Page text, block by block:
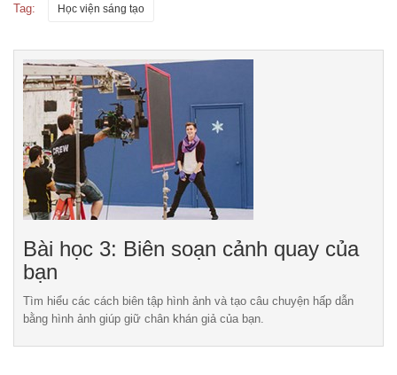
Tag: Học viện sáng tạo
Bài học 3: Biên soạn cảnh quay của
bạn
Tìm hiểu các cách biên tập hình ảnh và tạo câu chuyện hấp dẫn
bằng hình ảnh giúp giữ chân khán giả của bạn.